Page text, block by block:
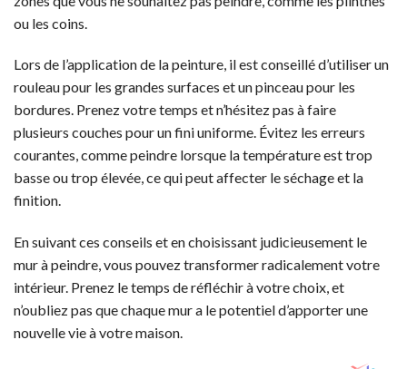
ou les coins.
Lors de l’application de la peinture, il est conseillé d’utiliser un
rouleau pour les grandes surfaces et un pinceau pour les
bordures. Prenez votre temps et n’hésitez pas à faire
plusieurs couches pour un fini uniforme. Évitez les erreurs
courantes, comme peindre lorsque la température est trop
basse ou trop élevée, ce qui peut affecter le séchage et la
finition.
En suivant ces conseils et en choisissant judicieusement le
mur à peindre, vous pouvez transformer radicalement votre
intérieur. Prenez le temps de réfléchir à votre choix, et
n’oubliez pas que chaque mur a le potentiel d’apporter une
nouvelle vie à votre maison.